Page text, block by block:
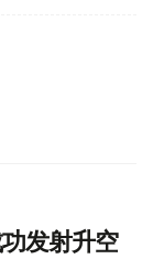
发射升空